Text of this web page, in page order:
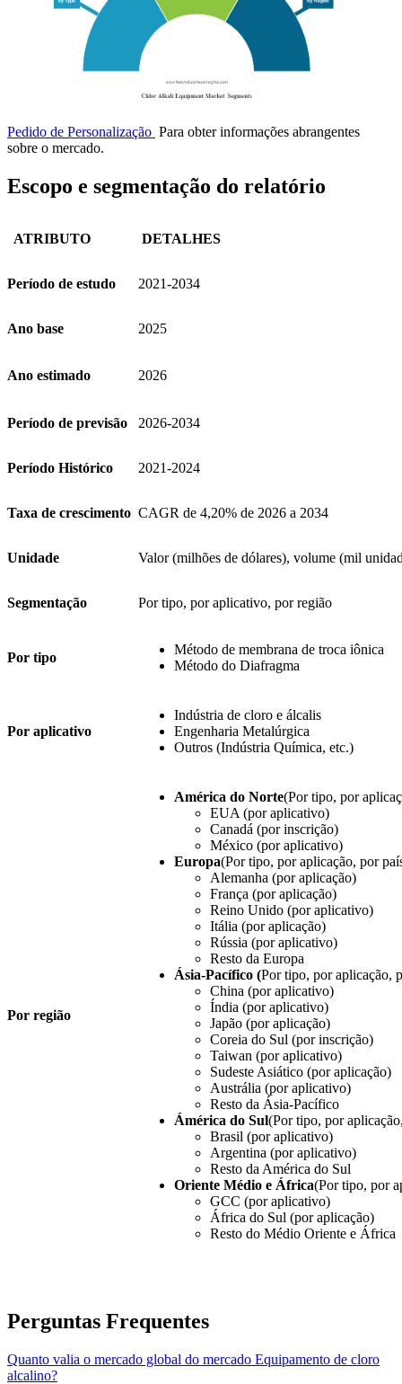
Pedido de Personalização Para obter informações abrangentes
sobre o mercado.
Escopo e segmentação do relatório
ATRIBUTO DETALHES
Período de estudo 2021-2034
Ano base 2025
Ano estimado 2026
Período de previsão 2026-2034
Período Histórico 2021-2024
Taxa de crescimento CAGR de 4,20% de 2026 a 2034
Unidade Valor (milhões de dólares), volume (mil
Segmentação Por tipo, por aplicativo, por região
Por tipo
Método de membrana de troca iônica
Método do Diafragma
Por aplicativo
Indústria de cloro e álcalis
Engenharia Metalúrgica
Outros (Indústria Química, etc.)
Por região
América do Norte(Por tipo, por
EUA (por aplicativo)
Canadá (por inscrição)
México (por aplicativo)
Europa(Por tipo, por aplicação, por
Alemanha (por aplicação)
França (por aplicação)
Reino Unido (por aplicativo)
Itália (por aplicação)
Rússia (por aplicativo)
Resto da Europa
Ásia-Pacífico (Por tipo, por aplicação,
China (por aplicativo)
Índia (por aplicativo)
Japão (por aplicação)
Coreia do Sul (por inscrição)
Taiwan (por aplicativo)
Sudeste Asiático (por aplicação)
Austrália (por aplicativo)
Resto da Ásia-Pacífico
Ámérica do Sul(Por tipo, por
Brasil (por aplicativo)
Argentina (por aplicativo)
Resto da América do Sul
Oriente Médio e África(Por tipo, por
GCC (por aplicativo)
África do Sul (por aplicação)
Resto do Médio Oriente e África
Perguntas Frequentes
Quanto valia o mercado global do mercado Equipamento de cloro
alcalino?